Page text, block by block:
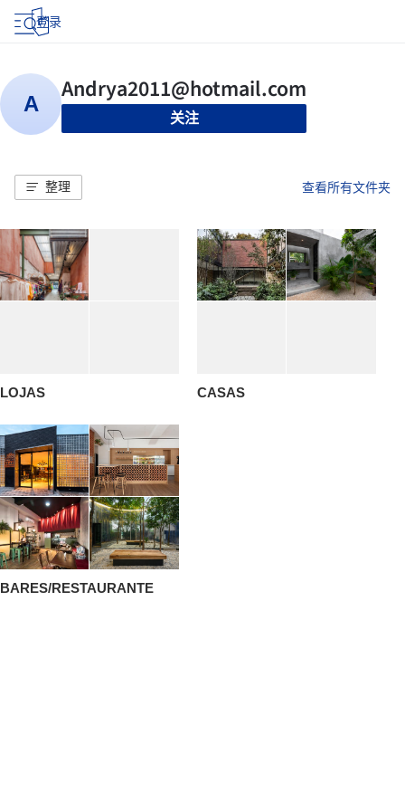
登录
关注
整理 查看所有文件夹
LOJAS CASAS
BARES/RESTAURANTE